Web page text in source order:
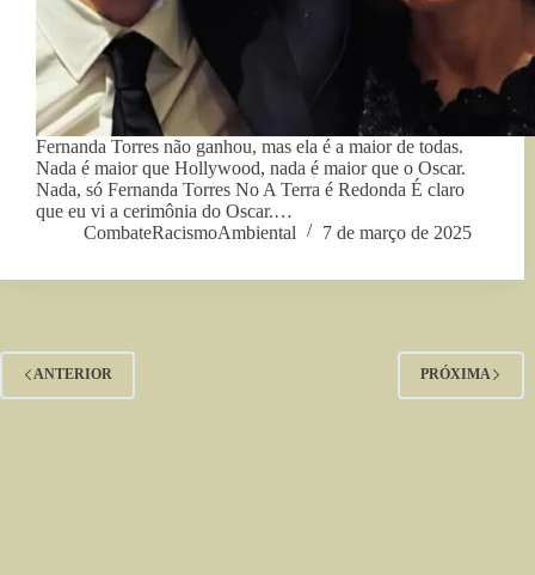
Fernanda Torres não ganhou, mas ela é a maior de todas.
Nada é maior que Hollywood, nada é maior que o Oscar.
Nada, só Fernanda Torres No A Terra é Redonda É claro
que eu vi a cerimônia do Oscar.…
CombateRacismoAmbiental
7 de março de 2025
ANTERIOR PRÓXIMA